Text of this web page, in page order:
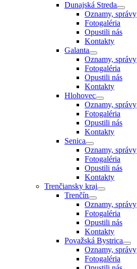
Dunajská Streda
Oznamy, správy
Fotogaléria
Opustili nás
Kontakty
Galanta
Oznamy, správy
Fotogaléria
Opustili nás
Kontakty
Hlohovec
Oznamy, správy
Fotogaléria
Opustili nás
Kontakty
Senica
Oznamy, správy
Fotogaléria
Opustili nás
Kontakty
Trenčiansky kraj
Trenčín
Oznamy, správy
Fotogaléria
Opustili nás
Kontakty
Považská Bystrica
Oznamy, správy
Fotogaléria